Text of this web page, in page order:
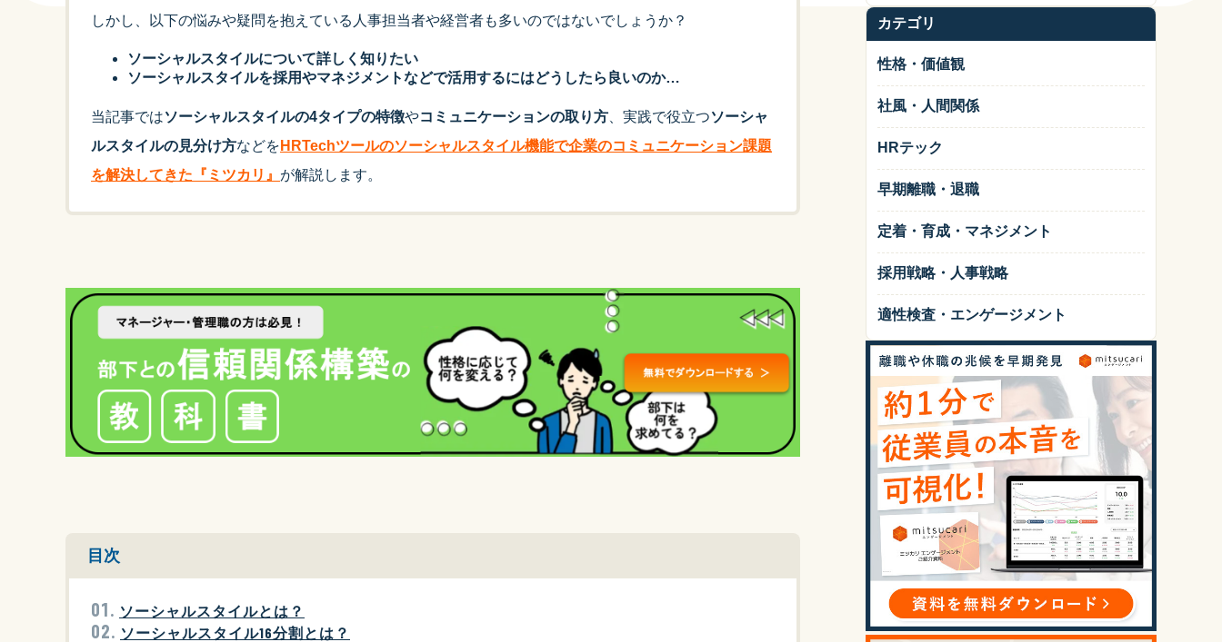
しかし、以下の悩みや疑問を抱えている人事担当者や経営者も多いのではないでしょうか？
ソーシャルスタイルについて詳しく知りたい
ソーシャルスタイルを採用やマネジメントなどで活用するにはどうしたら良いのか…
当記事ではソーシャルスタイルの4タイプの特徴やコミュニケーションの取り方 、実践で役立つソーシャ
ルスタイルの見分け方などを HRTechツールのソーシャルスタイル機能で企業のコミュニケーション課題
を解決してきた『ミツカリ』 が解説します。
目次
ソーシャルスタイルとは？
ソーシャルスタイル16分割とは？
カテゴリ
性格・価値観
社風・人間関係
HRテック
早期離職・退職
定着・育成・マネジメント
採用戦略・人事戦略
適性検査・エンゲージメント